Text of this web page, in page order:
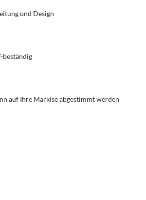
und Design
beständig
auf Ihre Markise abgestimmt werden